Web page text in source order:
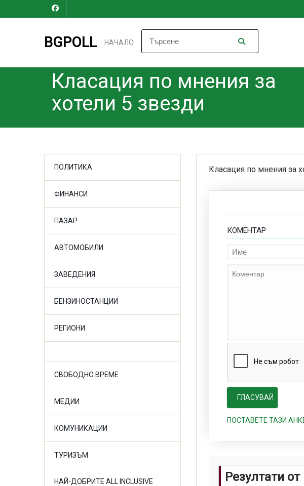
BGPOLL НАЧАЛО
Класация по мнения за
хотели 5 звезди
ПОЛИТИКА
ФИНАНСИ
ПАЗАР
АВТОМОБИЛИ
ЗАВЕДЕНИЯ
БЕНЗИНОСТАНЦИИ
РЕГИОНИ
СВОБОДНО ВРЕМЕ
МЕДИИ
КОМУНИКАЦИИ
ТУРИЗЪМ
НАЙ-ДОБРИТЕ ALL INCLUSIVE
Класация по мнения за
КОМЕНТАР
ПОСТАВЕТЕ ТАЗИ
Резултати